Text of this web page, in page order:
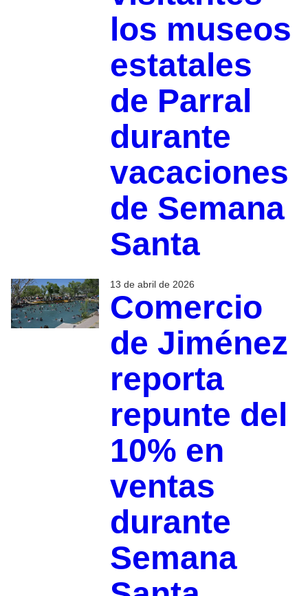
los museos
estatales
de Parral
durante
vacaciones
de Semana
Santa
13 de abril de 2026
Comercio
de Jiménez
reporta
repunte del
10% en
ventas
durante
Semana